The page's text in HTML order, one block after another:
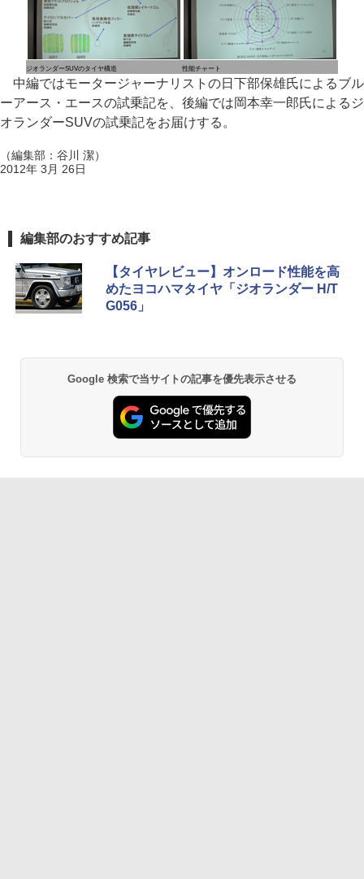
ジオランダーSUVのタイヤ構造 性能チャート
中編ではモータージャーナリストの日下部保雄氏によるブル
ーアース・エースの試乗記を、後編では岡本幸一郎氏によるジ
オランダーSUVの試乗記をお届けする。
（編集部：谷川 潔）
2012年 3月 26日
編集部のおすすめ記事
【タイヤレビュー】オンロード性能を高
めたヨコハマタイヤ「ジオランダー H/T
G056」
Google 検索で当サイトの記事を優先表示させる